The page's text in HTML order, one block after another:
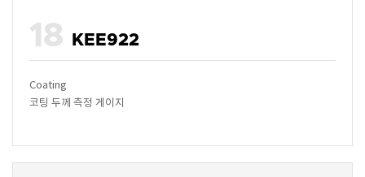
18 KEE922
Coating
코팅 두께 측정 게이지